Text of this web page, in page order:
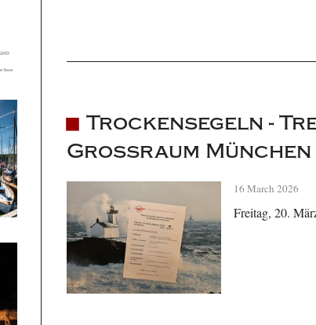
Trockensegeln -
Großraum München
16 March 2026
Freitag, 20.